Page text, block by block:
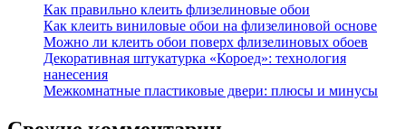
Как правильно клеить флизелиновые обои
Как клеить виниловые обои на флизелиновой основе
Можно ли клеить обои поверх флизелиновых обоев
Декоративная штукатурка «Короед»: технология
нанесения
Межкомнатные пластиковые двери: плюсы и минусы